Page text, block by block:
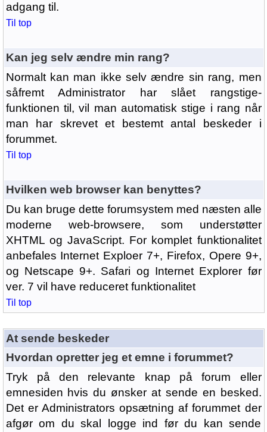
adgang til.
Til top
Kan jeg selv ændre min rang?
Normalt kan man ikke selv ændre sin rang, men
såfremt Administrator har slået rangstige-
funktionen til, vil man automatisk stige i rang når
man har skrevet et bestemt antal beskeder i
forummet.
Til top
Hvilken web browser kan benyttes?
Du kan bruge dette forumsystem med næsten alle
moderne web-browsere, som understøtter
XHTML og JavaScript. For komplet funktionalitet
anbefales Internet Exploer 7+, Firefox, Opere 9+,
og Netscape 9+. Safari og Internet Explorer før
ver. 7 vil have reduceret funktionalitet
Til top
At sende beskeder
Hvordan opretter jeg et emne i forummet?
Tryk på den relevante knap på forum eller
emnesiden hvis du ønsker at sende en besked.
Det er Administrators opsætning af forummet der
afgør om du skal logge ind før du kan sende